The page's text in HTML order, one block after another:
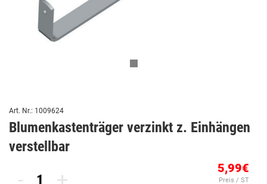
Art. Nr.: 1009624
Blumenkastenträger verzinkt z. Einhängen
verstellbar
5,99€
Preis / ST